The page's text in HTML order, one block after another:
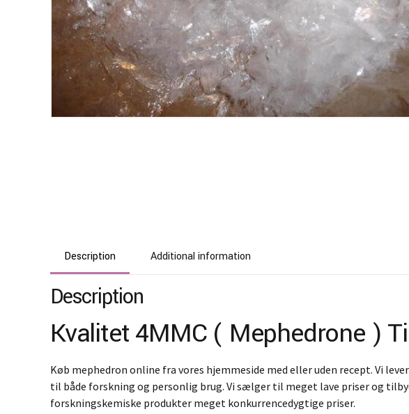
Description Additional information
Description
Kvalitet 4MMC ( Mephedrone )
Køb mephedron online fra vores hjemmeside med eller uden recept. Vi
til både forskning og personlig brug. Vi sælger til meget lave priser og
forskningskemiske produkter meget konkurrencedygtige priser.